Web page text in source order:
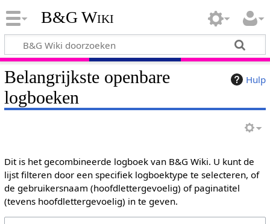
B&G Wiki
Hulp
Belangrijkste openbare
logboeken
Dit is het gecombineerde logboek van B&G Wiki. U kunt de
lijst filteren door een specifiek logboektype te selecteren, of
de gebruikersnaam (hoofdlettergevoelig) of paginatitel
(tevens hoofdlettergevoelig) in te geven.